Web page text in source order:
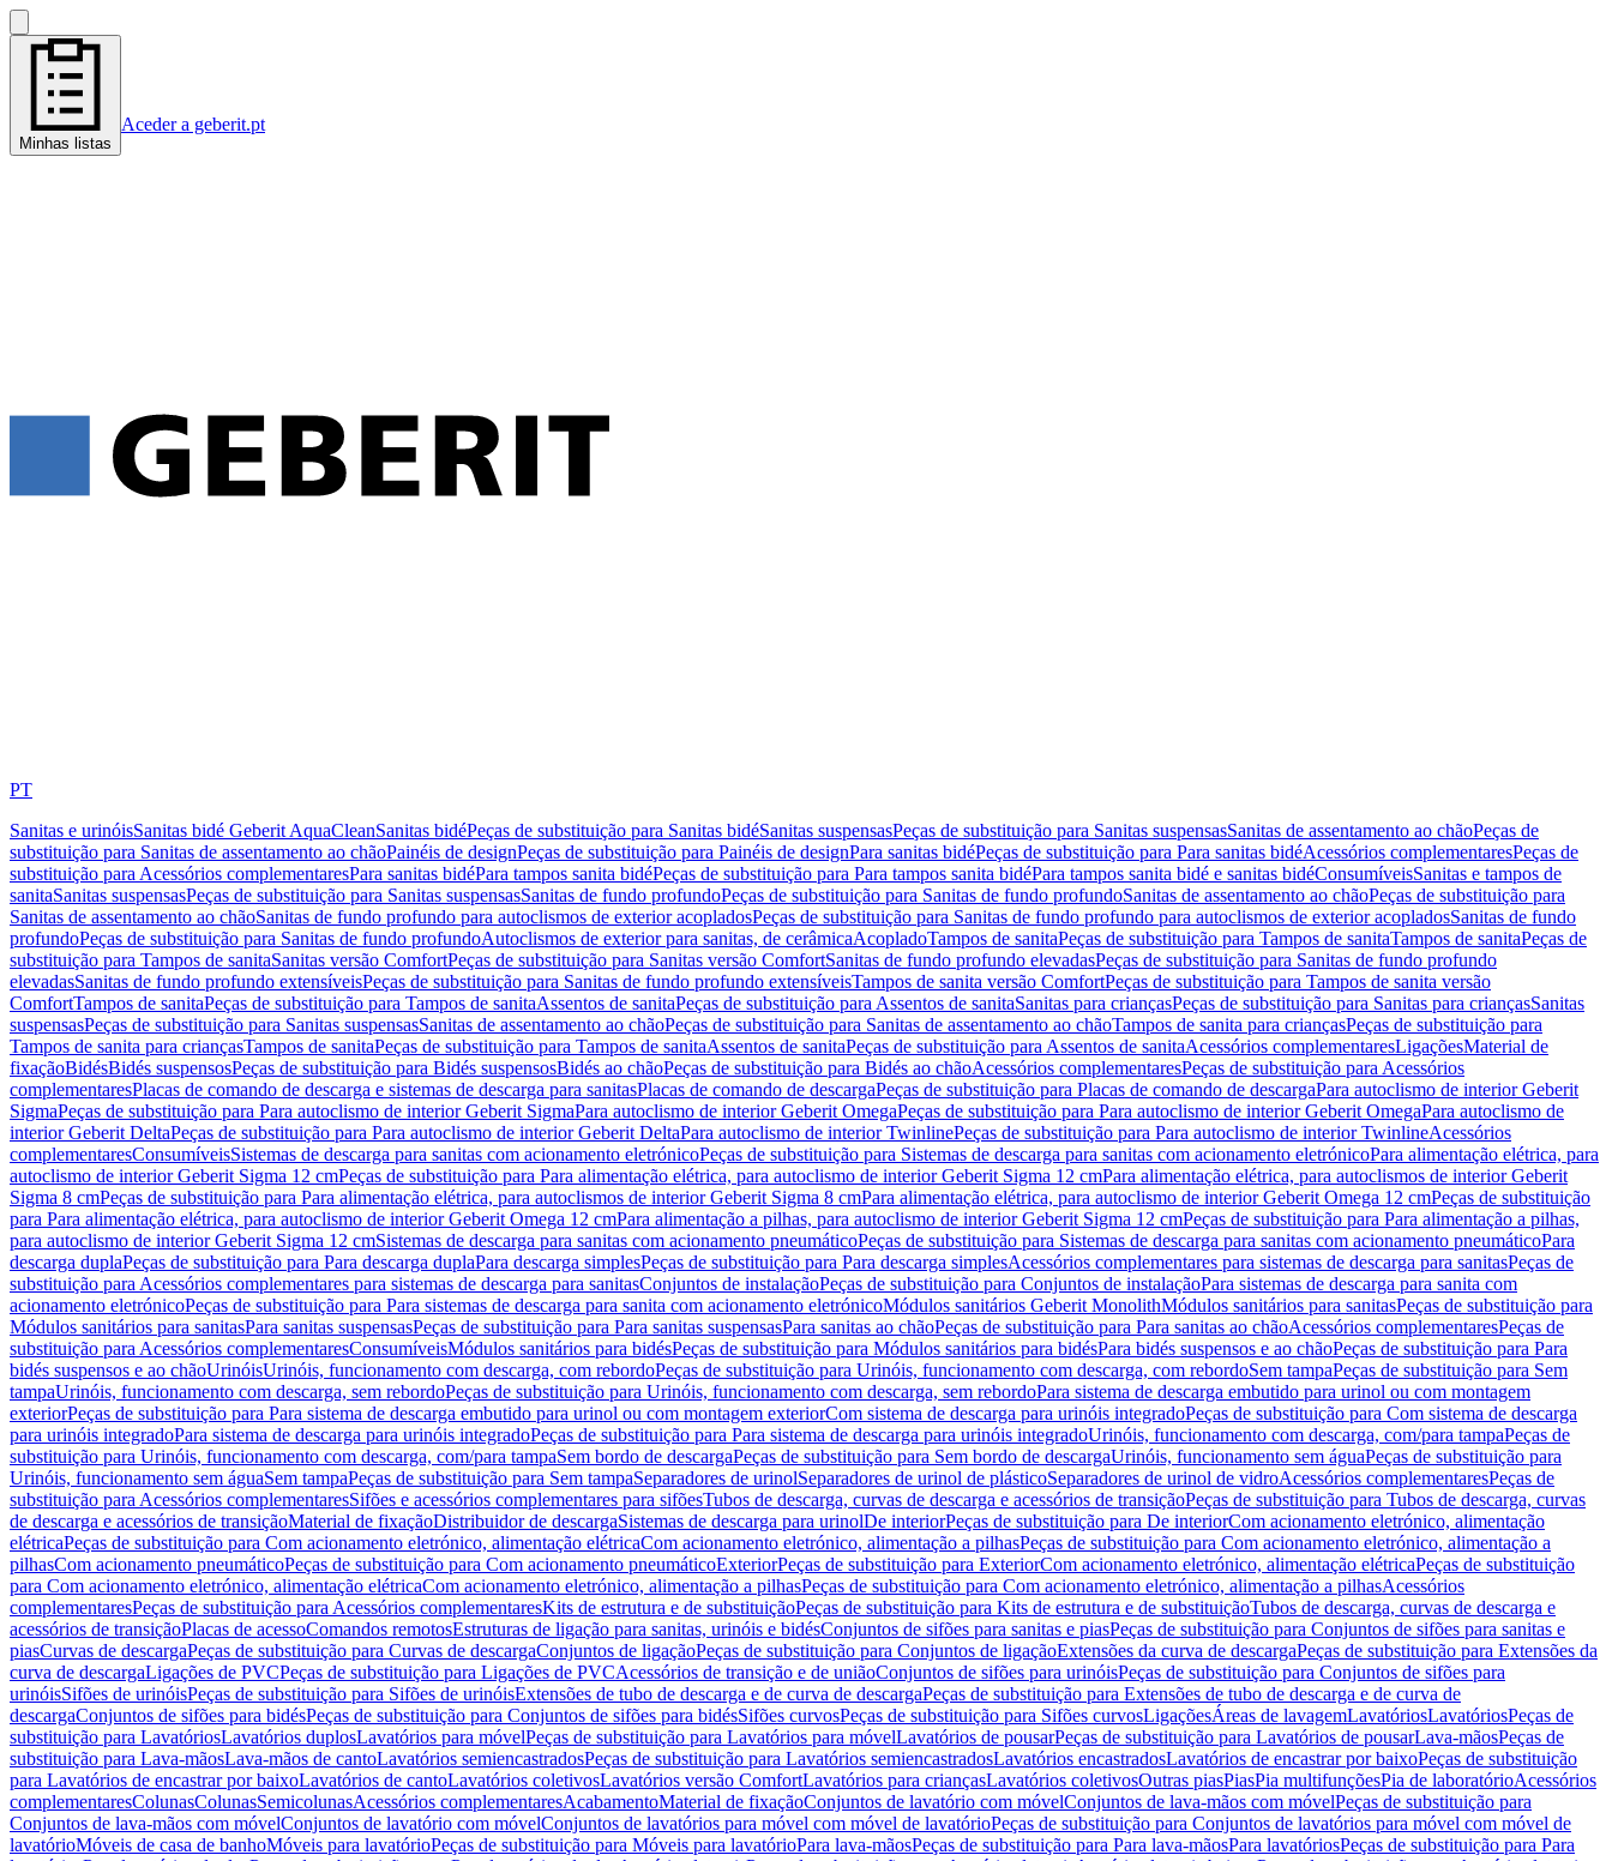
Minhas listas
Aceder a geberit.pt
PT
Sanitas e urinóisSanitas bidé Geberit AquaCleanSanitas bidéPeças de substituição para Sanitas bidéSanitas suspensasPeças de substituição para Sanitas suspensasSanitas de assentamento ao chãoPeças de
substituição para Sanitas de assentamento ao chãoPainéis de designPeças de substituição para Painéis de designPara sanitas bidéPeças de substituição para Para sanitas bidéAcessórios complementaresPeças de
substituição para Acessórios complementaresPara sanitas bidéPara tampos sanita bidéPeças de substituição para Para tampos sanita bidéPara tampos sanita bidé e sanitas bidéConsumíveisSanitas e tampos de
sanitaSanitas suspensasPeças de substituição para Sanitas suspensasSanitas de fundo profundoPeças de substituição para Sanitas de fundo profundoSanitas de assentamento ao chãoPeças de substituição para
Sanitas de assentamento ao chãoSanitas de fundo profundo para autoclismos de exterior acopladosPeças de substituição para Sanitas de fundo profundo para autoclismos de exterior acopladosSanitas de fundo
profundoPeças de substituição para Sanitas de fundo profundoAutoclismos de exterior para sanitas, de cerâmicaAcopladoTampos de sanitaPeças de substituição para Tampos de sanitaTampos de sanitaPeças de
substituição para Tampos de sanitaSanitas versão ComfortPeças de substituição para Sanitas versão ComfortSanitas de fundo profundo elevadasPeças de substituição para Sanitas de fundo profundo
elevadasSanitas de fundo profundo extensíveisPeças de substituição para Sanitas de fundo profundo extensíveisTampos de sanita versão ComfortPeças de substituição para Tampos de sanita versão
ComfortTampos de sanitaPeças de substituição para Tampos de sanitaAssentos de sanitaPeças de substituição para Assentos de sanitaSanitas para criançasPeças de substituição para Sanitas para criançasSanitas
suspensasPeças de substituição para Sanitas suspensasSanitas de assentamento ao chãoPeças de substituição para Sanitas de assentamento ao chãoTampos de sanita para criançasPeças de substituição para
Tampos de sanita para criançasTampos de sanitaPeças de substituição para Tampos de sanitaAssentos de sanitaPeças de substituição para Assentos de sanitaAcessórios complementaresLigaçõesMaterial de
fixaçãoBidésBidés suspensosPeças de substituição para Bidés suspensosBidés ao chãoPeças de substituição para Bidés ao chãoAcessórios complementaresPeças de substituição para Acessórios
complementaresPlacas de comando de descarga e sistemas de descarga para sanitasPlacas de comando de descargaPeças de substituição para Placas de comando de descargaPara autoclismo de interior Geberit
SigmaPeças de substituição para Para autoclismo de interior Geberit SigmaPara autoclismo de interior Geberit OmegaPeças de substituição para Para autoclismo de interior Geberit OmegaPara autoclismo de
interior Geberit DeltaPeças de substituição para Para autoclismo de interior Geberit DeltaPara autoclismo de interior TwinlinePeças de substituição para Para autoclismo de interior TwinlineAcessórios
complementaresConsumíveisSistemas de descarga para sanitas com acionamento eletrónicoPeças de substituição para Sistemas de descarga para sanitas com acionamento eletrónicoPara alimentação elétrica, para
autoclismo de interior Geberit Sigma 12 cmPeças de substituição para Para alimentação elétrica, para autoclismo de interior Geberit Sigma 12 cmPara alimentação elétrica, para autoclismos de interior Geberit
Sigma 8 cmPeças de substituição para Para alimentação elétrica, para autoclismos de interior Geberit Sigma 8 cmPara alimentação elétrica, para autoclismo de interior Geberit Omega 12 cmPeças de substituição
para Para alimentação elétrica, para autoclismo de interior Geberit Omega 12 cmPara alimentação a pilhas, para autoclismo de interior Geberit Sigma 12 cmPeças de substituição para Para alimentação a pilhas,
para autoclismo de interior Geberit Sigma 12 cmSistemas de descarga para sanitas com acionamento pneumáticoPeças de substituição para Sistemas de descarga para sanitas com acionamento pneumáticoPara
descarga duplaPeças de substituição para Para descarga duplaPara descarga simplesPeças de substituição para Para descarga simplesAcessórios complementares para sistemas de descarga para sanitasPeças de
substituição para Acessórios complementares para sistemas de descarga para sanitasConjuntos de instalaçãoPeças de substituição para Conjuntos de instalaçãoPara sistemas de descarga para sanita com
acionamento eletrónicoPeças de substituição para Para sistemas de descarga para sanita com acionamento eletrónicoMódulos sanitários Geberit MonolithMódulos sanitários para sanitasPeças de substituição para
Módulos sanitários para sanitasPara sanitas suspensasPeças de substituição para Para sanitas suspensasPara sanitas ao chãoPeças de substituição para Para sanitas ao chãoAcessórios complementaresPeças de
substituição para Acessórios complementaresConsumíveisMódulos sanitários para bidésPeças de substituição para Módulos sanitários para bidésPara bidés suspensos e ao chãoPeças de substituição para Para
bidés suspensos e ao chãoUrinóisUrinóis, funcionamento com descarga, com rebordoPeças de substituição para Urinóis, funcionamento com descarga, com rebordoSem tampaPeças de substituição para Sem
tampaUrinóis, funcionamento com descarga, sem rebordoPeças de substituição para Urinóis, funcionamento com descarga, sem rebordoPara sistema de descarga embutido para urinol ou com montagem
exteriorPeças de substituição para Para sistema de descarga embutido para urinol ou com montagem exteriorCom sistema de descarga para urinóis integradoPeças de substituição para Com sistema de descarga
para urinóis integradoPara sistema de descarga para urinóis integradoPeças de substituição para Para sistema de descarga para urinóis integradoUrinóis, funcionamento com descarga, com/para tampaPeças de
substituição para Urinóis, funcionamento com descarga, com/para tampaSem bordo de descargaPeças de substituição para Sem bordo de descargaUrinóis, funcionamento sem águaPeças de substituição para
Urinóis, funcionamento sem águaSem tampaPeças de substituição para Sem tampaSeparadores de urinolSeparadores de urinol de plásticoSeparadores de urinol de vidroAcessórios complementaresPeças de
substituição para Acessórios complementaresSifões e acessórios complementares para sifõesTubos de descarga, curvas de descarga e acessórios de transiçãoPeças de substituição para Tubos de descarga, curvas
de descarga e acessórios de transiçãoMaterial de fixaçãoDistribuidor de descargaSistemas de descarga para urinolDe interiorPeças de substituição para De interiorCom acionamento eletrónico, alimentação
elétricaPeças de substituição para Com acionamento eletrónico, alimentação elétricaCom acionamento eletrónico, alimentação a pilhasPeças de substituição para Com acionamento eletrónico, alimentação a
pilhasCom acionamento pneumáticoPeças de substituição para Com acionamento pneumáticoExteriorPeças de substituição para ExteriorCom acionamento eletrónico, alimentação elétricaPeças de substituição
para Com acionamento eletrónico, alimentação elétricaCom acionamento eletrónico, alimentação a pilhasPeças de substituição para Com acionamento eletrónico, alimentação a pilhasAcessórios
complementaresPeças de substituição para Acessórios complementaresKits de estrutura e de substituiçãoPeças de substituição para Kits de estrutura e de substituiçãoTubos de descarga, curvas de descarga e
acessórios de transiçãoPlacas de acessoComandos remotosEstruturas de ligação para sanitas, urinóis e bidésConjuntos de sifões para sanitas e piasPeças de substituição para Conjuntos de sifões para sanitas e
piasCurvas de descargaPeças de substituição para Curvas de descargaConjuntos de ligaçãoPeças de substituição para Conjuntos de ligaçãoExtensões da curva de descargaPeças de substituição para Extensões da
curva de descargaLigações de PVCPeças de substituição para Ligações de PVCAcessórios de transição e de uniãoConjuntos de sifões para urinóisPeças de substituição para Conjuntos de sifões para
urinóisSifões de urinóisPeças de substituição para Sifões de urinóisExtensões de tubo de descarga e de curva de descargaPeças de substituição para Extensões de tubo de descarga e de curva de
descargaConjuntos de sifões para bidésPeças de substituição para Conjuntos de sifões para bidésSifões curvosPeças de substituição para Sifões curvosLigaçõesÁreas de lavagemLavatóriosLavatóriosPeças de
substituição para LavatóriosLavatórios duplosLavatórios para móvelPeças de substituição para Lavatórios para móvelLavatórios de pousarPeças de substituição para Lavatórios de pousarLava-mãosPeças de
substituição para Lava-mãosLava-mãos de cantoLavatórios semiencastradosPeças de substituição para Lavatórios semiencastradosLavatórios encastradosLavatórios de encastrar por baixoPeças de substituição
para Lavatórios de encastrar por baixoLavatórios de cantoLavatórios coletivosLavatórios versão ComfortLavatórios para criançasLavatórios coletivosOutras piasPiasPia multifunçõesPia de laboratórioAcessórios
complementaresColunasColunasSemicolunasAcessórios complementaresAcabamentoMaterial de fixaçãoConjuntos de lavatório com móvelConjuntos de lava-mãos com móvelPeças de substituição para
Conjuntos de lava-mãos com móvelConjuntos de lavatório com móvelConjuntos de lavatórios para móvel com móvel de lavatórioPeças de substituição para Conjuntos de lavatórios para móvel com móvel de
lavatórioMóveis de casa de banhoMóveis para lavatórioPeças de substituição para Móveis para lavatórioPara lava-mãosPeças de substituição para Para lava-mãosPara lavatóriosPeças de substituição para Para